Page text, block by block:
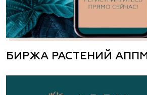
БИРЖА РАСТЕНИЙ АППМ